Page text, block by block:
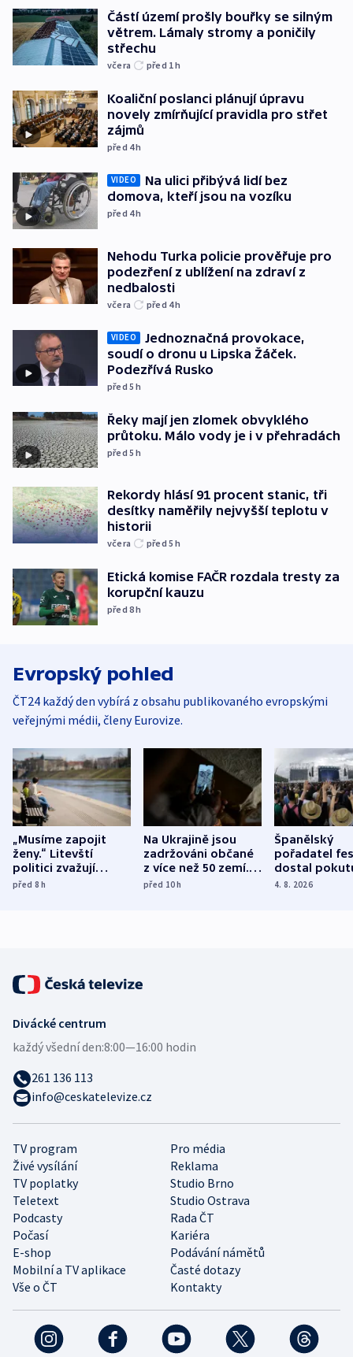
Částí území prošly bouřky se silným
větrem. Lámaly stromy a poničily
střechu
včera před 1h
Koaliční poslanci plánují úpravu
novely zmírňující pravidla pro střet
zájmů
před 4h
VIDEO
Na ulici přibývá lidí bez
domova, kteří jsou na vozíku
před 4h
Nehodu Turka policie prověřuje pro
podezření z ublížení na zdraví z
nedbalosti
včera před 4h
VIDEO
Jednoznačná provokace,
soudí o dronu u Lipska Žáček.
Podezřívá Rusko
před 5h
Řeky mají jen zlomek obvyklého
průtoku. Málo vody je i v přehradách
před 5h
Rekordy hlásí 91 procent stanic, tři
desítky naměřily nejvyšší teplotu v
historii
včera před 5h
Etická komise FAČR rozdala tresty za
korupční kauzu
před 8h
Evropský pohled
ČT24 každý den vybírá z obsahu publikovaného evropskými
veřejnými médii, členy Eurovize.
„Musíme zapojit
ženy.“ Litevští
politici zvažují
dohodu o
před 8h
Na Ukrajině jsou
zadržováni občané
z více než 50 zemí.
Bojovali na straně
před 10h
Španělský
pořadatel
dostal
nekalé
4. 8. 2026
TV program
Pro média
Živé vysílání
Reklama
TV poplatky
Studio Brno
Teletext
Studio Ostrava
Podcasty
Rada ČT
Počasí
Kariéra
E-shop
Podávání námětů
Mobilní a TV aplikace
Časté dotazy
Vše o ČT
Kontakty
Divácké centrum
každý všední den:8:00—16:00 hodin
261 136 113
info@ceskatelevize.cz